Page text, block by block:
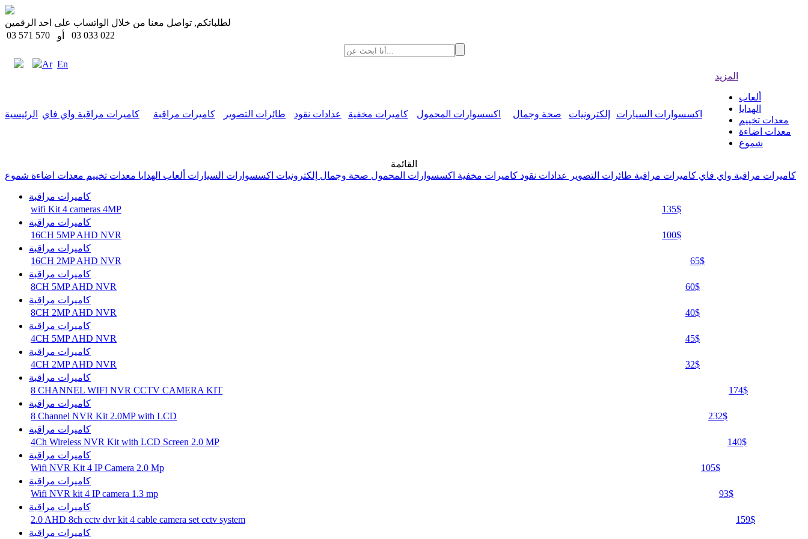
لطلباتكم, تواصل معنا من خلال الواتساب على احد الرقمين
03 571 570
أو 03 033 022
Ar En
الرئيسية كاميرات مراقبة واي فاي كاميرات مراقبة طائرات التصوير عدادات نقود كاميرات مخفية اكسسوارات المحمول صحة وجمال إلكترونيات اكسسوارات السيارات
المزيد
ألعاب
الهدايا
معدات تخييم
معدات اضاءة
شموع
القائمة
كاميرات مراقبة واي فاي كاميرات مراقبة طائرات التصوير عدادات نقود كاميرات مخفية اكسسوارات المحمول صحة وجمال إلكترونيات اكسسوارات السيارات ألعاب الهدايا معدات تخييم معدات اضاءة شموع
كاميرات مراقبة
wifi Kit 4 cameras 4MP
135$
كاميرات مراقبة
16CH 5MP AHD NVR
100$
كاميرات مراقبة
16CH 2MP AHD NVR
65$
كاميرات مراقبة
8CH 5MP AHD NVR
60$
كاميرات مراقبة
8CH 2MP AHD NVR
40$
كاميرات مراقبة
4CH 5MP AHD NVR
45$
كاميرات مراقبة
4CH 2MP AHD NVR
32$
كاميرات مراقبة
8 CHANNEL WIFI NVR CCTV CAMERA KIT
174$
كاميرات مراقبة
8 Channel NVR Kit 2.0MP with LCD
232$
كاميرات مراقبة
4Ch Wireless NVR Kit with LCD Screen 2.0 MP
140$
كاميرات مراقبة
Wifi NVR Kit 4 IP Camera 2.0 Mp
105$
كاميرات مراقبة
Wifi NVR kit 4 IP camera 1.3 mp
93$
كاميرات مراقبة
2.0 AHD 8ch cctv dvr kit 4 cable camera set cctv system
159$
كاميرات مراقبة